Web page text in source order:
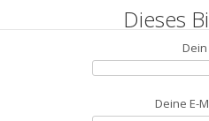
Dieses
Deine E-